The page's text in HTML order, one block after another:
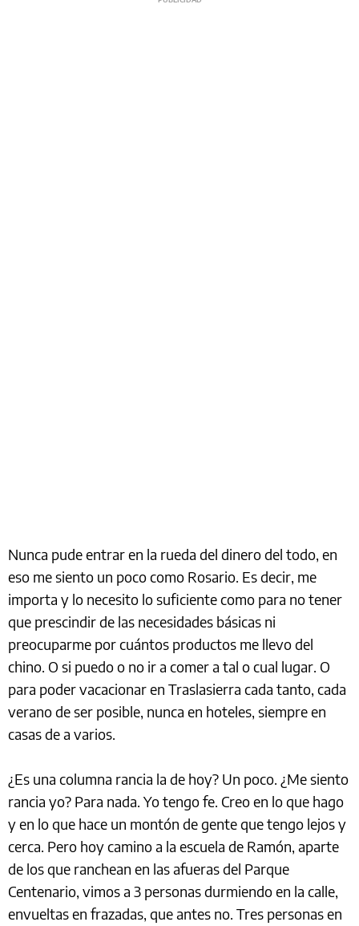
Nunca pude entrar en la rueda del dinero del todo, en
eso me siento un poco como Rosario. Es decir, me
importa y lo necesito lo suficiente como para no tener
que prescindir de las necesidades básicas ni
preocuparme por cuántos productos me llevo del
chino. O si puedo o no ir a comer a tal o cual lugar. O
para poder vacacionar en Traslasierra cada tanto, cada
verano de ser posible, nunca en hoteles, siempre en
casas de a varios.
¿Es una columna rancia la de hoy? Un poco. ¿Me siento
rancia yo? Para nada. Yo tengo fe. Creo en lo que hago
y en lo que hace un montón de gente que tengo lejos y
cerca. Pero hoy camino a la escuela de Ramón, aparte
de los que ranchean en las afueras del Parque
Centenario, vimos a 3 personas durmiendo en la calle,
envueltas en frazadas, que antes no. Tres personas en